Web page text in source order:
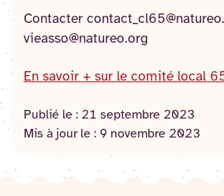
Contacter
vieasso@natureo.org
En savoir + sur le comité local
Publié le : 21 septembre 2023
Mis à jour le : 9 novembre 2023